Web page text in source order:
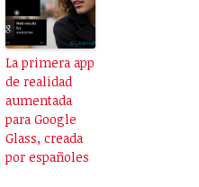
La primera app
de realidad
aumentada
para Google
Glass, creada
por españoles